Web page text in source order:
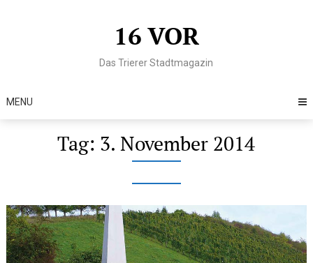
16 VOR
Das Trierer Stadtmagazin
MENU
Tag: 3. November 2014